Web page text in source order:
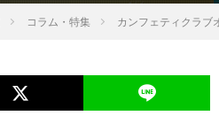
コラム・特集 カンフェティクラブ